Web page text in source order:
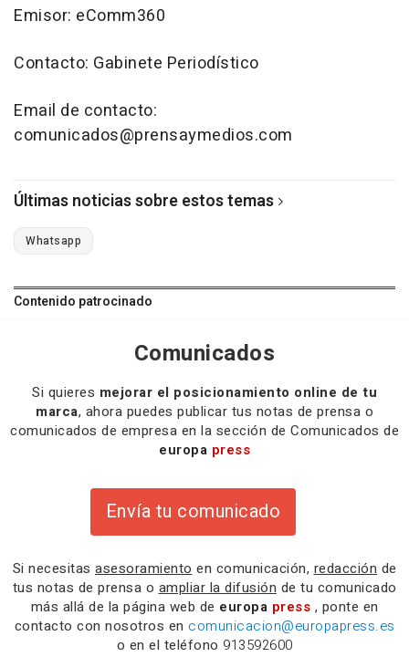
Emisor: eComm360
Contacto: Gabinete Periodístico
Email de contacto:
comunicados@prensaymedios.com
Últimas noticias sobre estos temas
Whatsapp
Contenido patrocinado
Comunicados
Si quieres mejorar el posicionamiento online de tu
marca, ahora puedes publicar tus notas de prensa o
comunicados de empresa en la sección de Comunicados de
europa press
Envía tu comunicado
Si necesitas asesoramiento en comunicación, redacción de
tus notas de prensa o ampliar la difusión de tu comunicado
más allá de la página web de europa press , ponte en
contacto con nosotros en comunicacion@europapress.es
o en el teléfono 913592600